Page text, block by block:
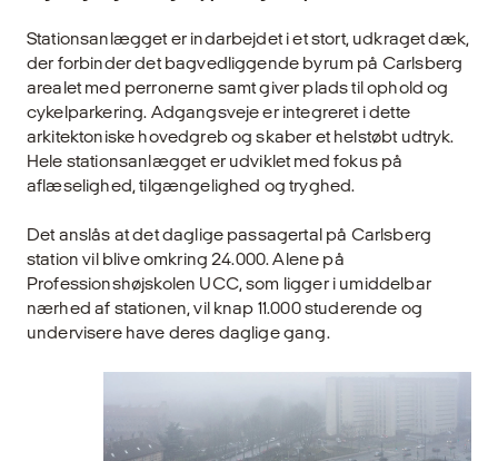
Stationsanlægget er indarbejdet i et stort, udkraget dæk,
der forbinder det bagvedliggende byrum på Carlsberg
arealet med perronerne samt giver plads til ophold og
cykelparkering. Adgangsveje er integreret i dette
arkitektoniske hovedgreb og skaber et helstøbt udtryk.
Hele stationsanlægget er udviklet med fokus på
aflæselighed, tilgængelighed og tryghed.
Det anslås at det daglige passagertal på Carlsberg
station vil blive omkring 24.000. Alene på
Professionshøjskolen UCC, som ligger i umiddelbar
nærhed af stationen, vil knap 11.000 studerende og
undervisere have deres daglige gang.